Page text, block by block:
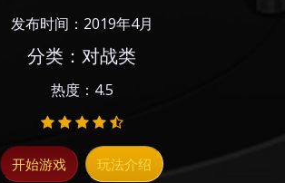
发布时间：2019年4月
分类：对战类
热度：4.5
开始游戏 玩法介绍